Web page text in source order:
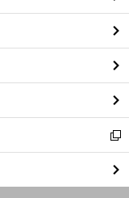
る
ウ
ィ
ン
ド
ウ
で
開
く
新
し
い
ウ